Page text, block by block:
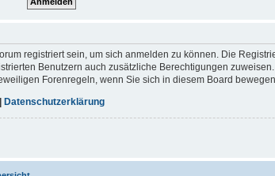
registriert sein, um sich anmelden zu können. Die
Benutzern auch zusätzliche Berechtigungen
Forenregeln, wenn Sie sich in diesem Board
Datenschutzerklärung